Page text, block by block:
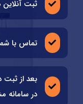
ثبت
تماس با
بعد از ثبت
در سامانه